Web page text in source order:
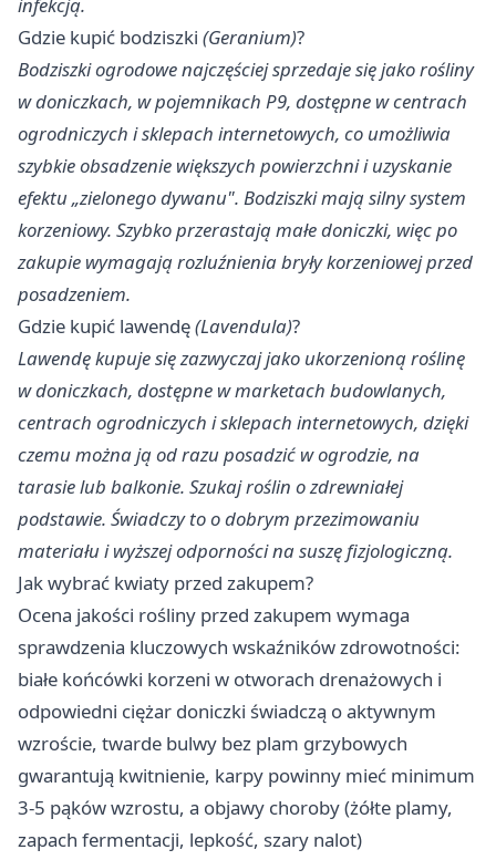
Gdzie kupić bodziszki (Geranium)?
Bodziszki ogrodowe najczęściej sprzedaje się jako rośliny
w doniczkach, w pojemnikach P9, dostępne w centrach
ogrodniczych i sklepach internetowych, co umożliwia
szybkie obsadzenie większych powierzchni i uzyskanie
efektu „zielonego dywanu". Bodziszki mają silny system
korzeniowy. Szybko przerastają małe doniczki, więc po
zakupie wymagają rozluźnienia bryły korzeniowej przed
posadzeniem.
Gdzie kupić lawendę(Lavendula)?
Lawendę kupuje się zazwyczaj jako ukorzenioną roślinę
w doniczkach, dostępne w marketach budowlanych,
centrach ogrodniczych i sklepach internetowych, dzięki
czemu można ją od razu posadzić w ogrodzie, na
tarasie lub balkonie. Szukaj roślin o zdrewniałej
podstawie. Świadczy to o dobrym przezimowaniu
materiału i wyższej odporności na suszę fizjologiczną.
Jak wybrać kwiaty przed zakupem?
Ocena jakości rośliny przed zakupem wymaga
sprawdzenia kluczowych wskaźników zdrowotności:
białe końcówki korzeni w otworach drenażowych i
odpowiedni ciężar doniczki świadczą o aktywnym
wzroście, twarde bulwy bez plam grzybowych
gwarantują kwitnienie, karpy powinny mieć minimum
3-5 pąków wzrostu, a objawy choroby (żółte plamy,
zapach fermentacji, lepkość, szary nalot)